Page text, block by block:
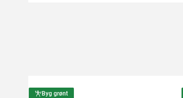
Byg grønt